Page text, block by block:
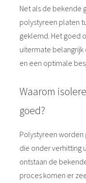
Net als de bekende
polystyreen platen
geklemd. Het goed
uitermate belangrijk
en een optimale
Waarom
goed?
Polystyreen
die onder verhitting
ontstaan de
proces komen er